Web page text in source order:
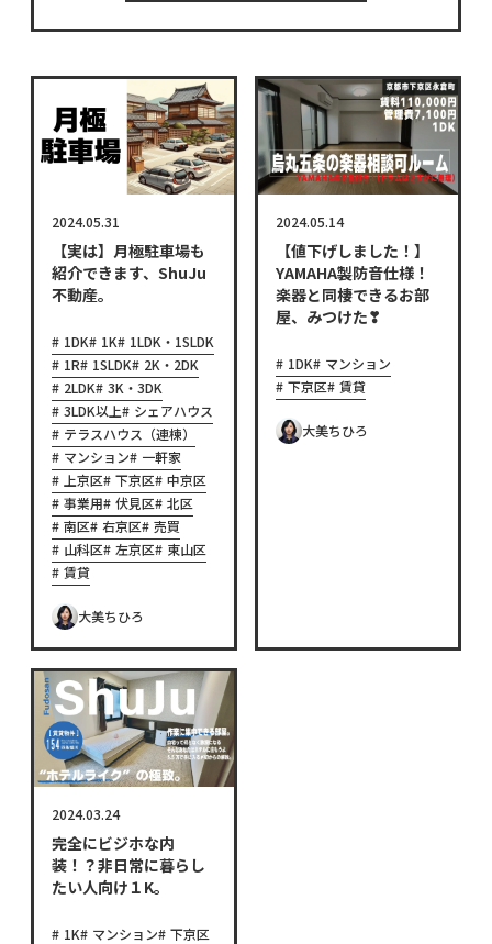
2024.05.31
【実は】月極駐車場も
紹介できます、ShuJu
不動産。
1DK 1K
1LDK・1SLDK
1R
1SLDK
2K・2DK
2LDK
3K・3DK
3LDK以上
シェアハウス
テラスハウス（連棟）
マンション
一軒家
上京区
下京区
中京区
事業用
伏見区
北区
南区
右京区
売買
山科区
左京区
東山区
賃貸
大美ちひろ
2024.05.14
【値下げしました！】
YAMAHA製防音仕様！
楽器と同棲できるお部
屋、みつけた❣
1DK
マンション
下京区
賃貸
大美ちひろ
2024.03.24
完全にビジホな内
装！？非日常に暮らし
たい人向け１K。
1K マンション
下京区